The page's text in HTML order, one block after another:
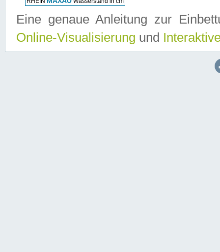
Eine genaue Anleitung zur
Online-Visualisierung und